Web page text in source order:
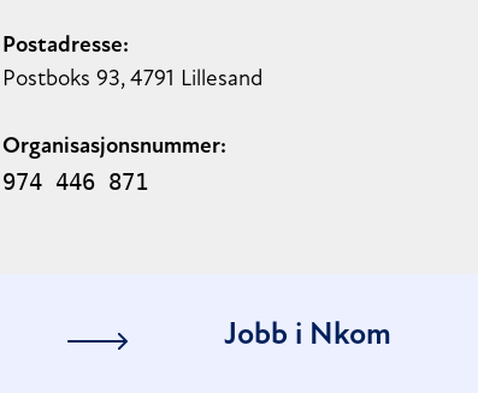
Postadresse:
Postboks 93, 4791 Lillesand
Organisasjonsnummer:
974 446 871
Jobb i Nkom